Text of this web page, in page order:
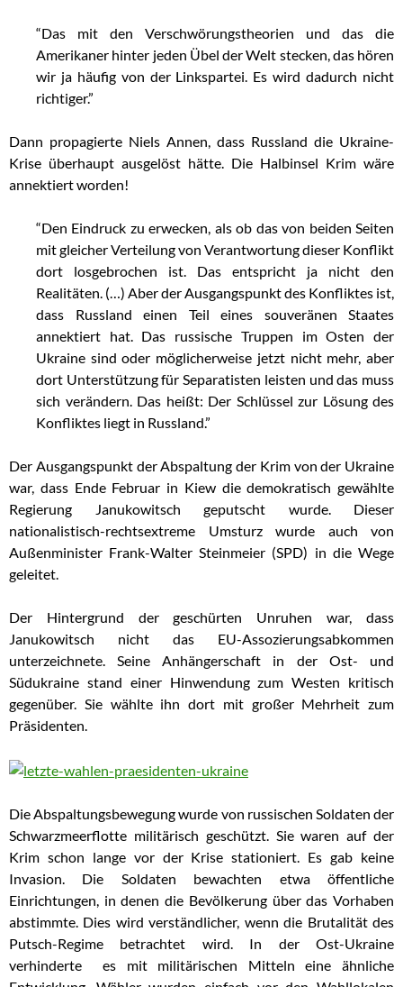
“Das mit den Verschwörungstheorien und das die
Amerikaner hinter jeden Übel der Welt stecken, das hören
wir ja häufig von der Linkspartei. Es wird dadurch nicht
richtiger.”
Dann propagierte Niels Annen, dass Russland die Ukraine-
Krise überhaupt ausgelöst hätte. Die Halbinsel Krim wäre
annektiert worden!
“Den Eindruck zu erwecken, als ob das von beiden Seiten
mit gleicher Verteilung von Verantwortung dieser Konflikt
dort losgebrochen ist. Das entspricht ja nicht den
Realitäten. (…) Aber der Ausgangspunkt des Konfliktes ist,
dass Russland einen Teil eines souveränen Staates
annektiert hat. Das russische Truppen im Osten der
Ukraine sind oder möglicherweise jetzt nicht mehr, aber
dort Unterstützung für Separatisten leisten und das muss
sich verändern. Das heißt: Der Schlüssel zur Lösung des
Konfliktes liegt in Russland.”
Der Ausgangspunkt der Abspaltung der Krim von der Ukraine
war, dass Ende Februar in Kiew die demokratisch gewählte
Regierung Janukowitsch geputscht wurde. Dieser
nationalistisch-rechtsextreme Umsturz wurde auch von
Außenminister Frank-Walter Steinmeier (SPD) in die Wege
geleitet.
Der Hintergrund der geschürten Unruhen war, dass
Janukowitsch nicht das EU-Assozierungsabkommen
unterzeichnete. Seine Anhängerschaft in der Ost- und
Südukraine stand einer Hinwendung zum Westen kritisch
gegenüber. Sie wählte ihn dort mit großer Mehrheit zum
Präsidenten.
Die Abspaltungsbewegung wurde von russischen Soldaten der
Schwarzmeerflotte militärisch geschützt. Sie waren auf der
Krim schon lange vor der Krise stationiert. Es gab keine
Invasion. Die Soldaten bewachten etwa öffentliche
Einrichtungen, in denen die Bevölkerung über das Vorhaben
abstimmte. Dies wird verständlicher, wenn die Brutalität des
Putsch-Regime betrachtet wird. In der Ost-Ukraine
verhinderte es mit militärischen Mitteln eine ähnliche